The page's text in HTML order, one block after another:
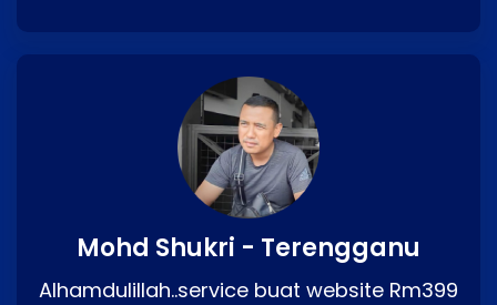
Mohd Shukri - Terengganu
Alhamdulillah..service buat website Rm399